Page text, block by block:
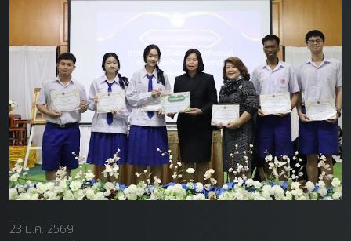
23 ม.ค. 2569